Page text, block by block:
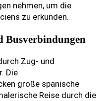
nehmen, um die
zu erkunden.
Busverbindungen
Zug- und
Die
große spanische
Reise durch die